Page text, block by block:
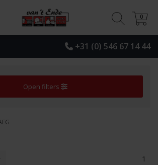
+31 (0) 546 67 14 44
0
0
Open filters
1